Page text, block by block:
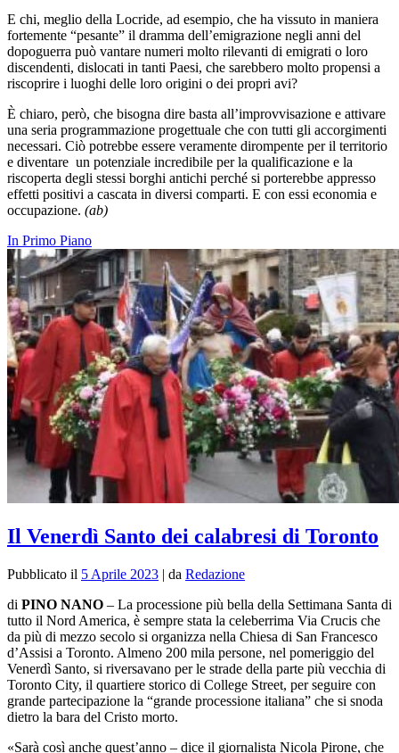
E chi, meglio della Locride, ad esempio, che ha vissuto in maniera
fortemente “pesante” il dramma dell’emigrazione negli anni del
dopoguerra può vantare numeri molto rilevanti di emigrati o loro
discendenti, dislocati in tanti Paesi, che sarebbero molto propensi a
riscoprire i luoghi delle loro origini o dei propri avi?
È chiaro, però, che bisogna dire basta all’improvvisazione e attivare
una seria programmazione progettuale che con tutti gli accorgimenti
necessari. Ciò potrebbe essere veramente dirompente per il territorio
e diventare un potenziale incredibile per la qualificazione e la
riscoperta degli stessi borghi antichi perché si porterebbe appresso
effetti positivi a cascata in diversi comparti. E con essi economia e
occupazione. (ab)
In Primo Piano
Il Venerdì Santo dei calabresi di Toronto
Pubblicato il 5 Aprile 2023 | da Redazione
di PINO NANO – La processione più bella della Settimana Santa di
tutto il Nord America, è sempre stata la celeberrima Via Crucis che
da più di mezzo secolo si organizza nella Chiesa di San Francesco
d’Assisi a Toronto. Almeno 200 mila persone, nel pomeriggio del
Venerdì Santo, si riversavano per le strade della parte più vecchia di
Toronto City, il quartiere storico di College Street, per seguire con
grande partecipazione la “grande processione italiana” che si snoda
dietro la bara del Cristo morto.
«Sarà così anche quest’anno – dice il giornalista Nicola Pirone, che